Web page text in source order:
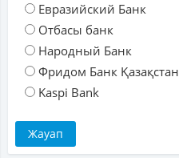
Евразийский Банк
Отбасы банк
Народный Банк
Фридом Банк Қазақстан
Kaspi Bank